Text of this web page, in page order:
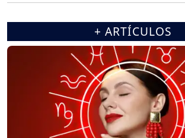
+ ARTÍCULOS